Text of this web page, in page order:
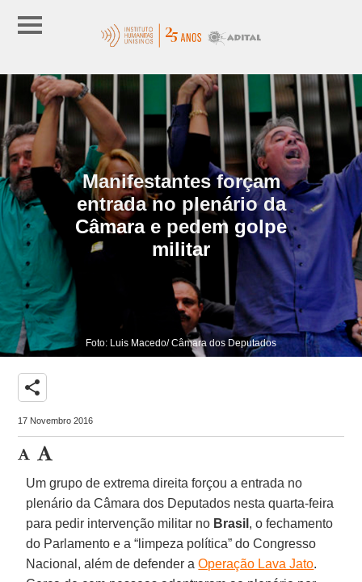
Manifestantes forçam
entrada no plenário da
Câmara e pedem golpe
militar
Foto: Luis Macedo/ Câmara dos Deputados
share
17 Novembro 2016
Um grupo de extrema direita forçou a entrada no
plenário da Câmara dos Deputados nesta quarta-feira
para pedir intervenção militar no Brasil , o fechamento
do Parlamento e a “limpeza política” do Congresso
Nacional, além de defender aOperação Lava Jato.